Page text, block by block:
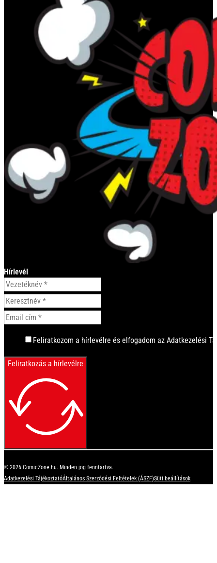
Hírlevél
Feliratkozom a hírlevélre és elfogadom az Adatkezelési
Feliratkozás a hírlevélre
© 2026 ComicZone.hu. Minden jog fenntartva.
Adatkezelési TájékoztatóÁltalános Szerződési Feltételek (ÁSZF)Süti beállítások